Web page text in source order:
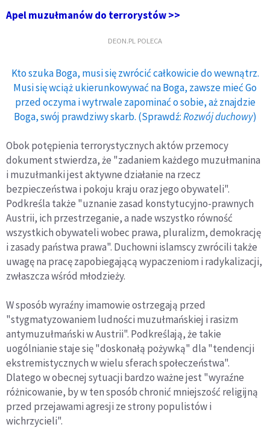
Apel muzułmanów do terrorystów >>
DEON.PL POLECA
Kto szuka Boga, musi się zwrócić całkowicie do wewnątrz.
Musi się wciąż ukierunkowywać na Boga, zawsze mieć Go
przed oczyma i wytrwale zapominać o sobie, aż znajdzie
Boga, swój prawdziwy skarb. (Sprawdź:Rozwój duchowy)
Obok potępienia terrorystycznych aktów przemocy
dokument stwierdza, że "zadaniem każdego muzułmanina
i muzułmanki jest aktywne działanie na rzecz
bezpieczeństwa i pokoju kraju oraz jego obywateli".
Podkreśla także "uznanie zasad konstytucyjno-prawnych
Austrii, ich przestrzeganie, a nade wszystko równość
wszystkich obywateli wobec prawa, pluralizm, demokrację
i zasady państwa prawa". Duchowni islamscy zwrócili także
uwagę na pracę zapobiegającą wypaczeniom i radykalizacji,
zwłaszcza wśród młodzieży.
W sposób wyraźny imamowie ostrzegają przed
"stygmatyzowaniem ludności muzułmańskiej i rasizm
antymuzułmański w Austrii". Podkreślają, że takie
uogólnianie staje się "doskonałą pożywką" dla "tendencji
ekstremistycznych w wielu sferach społeczeństwa".
Dlatego w obecnej sytuacji bardzo ważne jest "wyraźne
różnicowanie, by w ten sposób chronić mniejszość religijną
przed przejawami agresji ze strony populistów i
wichrzycieli".